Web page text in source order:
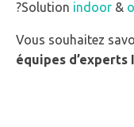
?Solution indoor &
Vous souhaitez
équipes d’experts